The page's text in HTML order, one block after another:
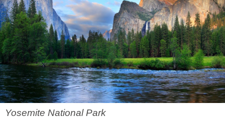
Yosemite National Park